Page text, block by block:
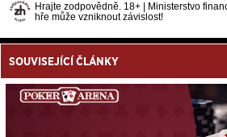
Hrajte zodpovědně. 18+ | Ministerstvo
hře může vzniknout závislost!
SOUVISEJÍCÍ ČLÁNKY